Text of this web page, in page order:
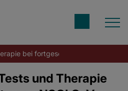
bei fortgeschrittenem
und Therapie